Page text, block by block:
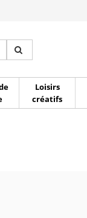
Loisirs
créatifs